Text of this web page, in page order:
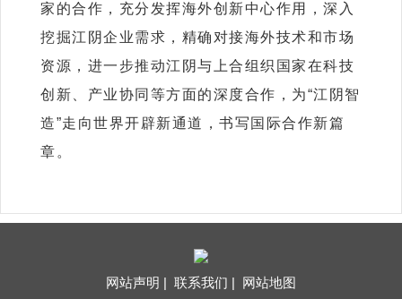
家的合作，充分发挥海外创新中心作用，深入
挖掘江阴企业需求，精确对接海外技术和市场
资源，进一步推动江阴与上合组织国家在科技
创新、产业协同等方面的深度合作，为“江阴智
造”走向世界开辟新通道，书写国际合作新篇
章。
网站声明 | 联系我们 | 网站地图